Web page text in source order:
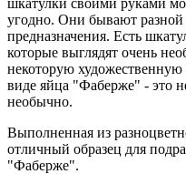
угодно. Они бывают
предназначения. Есть
которые выглядят очень
некоторую
виде яйца "Фаберже" - это
необычно.
Выполненная из
отличный образец для
"Фаберже".